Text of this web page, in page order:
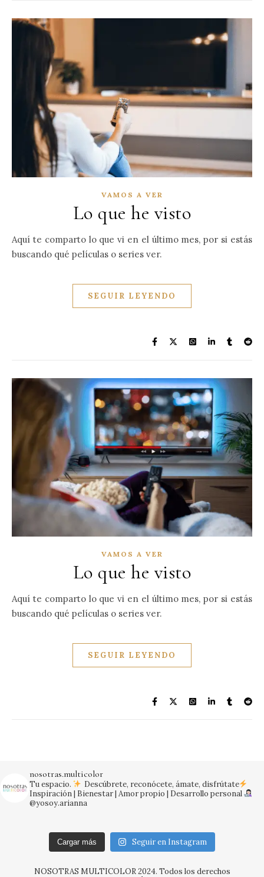
VAMOS A VER
Lo que he visto
Aquí te comparto lo que vi en el último mes, por si estás
buscando qué películas o series ver.
SEGUIR LEYENDO
VAMOS A VER
Lo que he visto
Aquí te comparto lo que vi en el último mes, por si estás
buscando qué películas o series ver.
SEGUIR LEYENDO
nosotras.multicolor
Tu espacio.
Descúbrete, reconócete, ámate, disfrútate
Inspiración | Bienestar | Amor propio | Desarrollo personal
@yosoy.arianna
Cargar más Seguir en Instagram
NOSOTRAS MULTICOLOR 2024. Todos los derechos